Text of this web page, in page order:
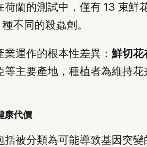
蘭的測試中，僅有 13 束
不同的殺蟲劑。
運作的根本性差異： 鮮切花
主要產地，種植者為維持
康代價
被分類為可能導致基因突變